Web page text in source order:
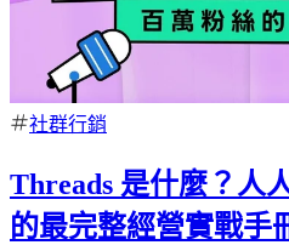
社群行銷
Threads 是什麼？人
的最完整經營實戰手